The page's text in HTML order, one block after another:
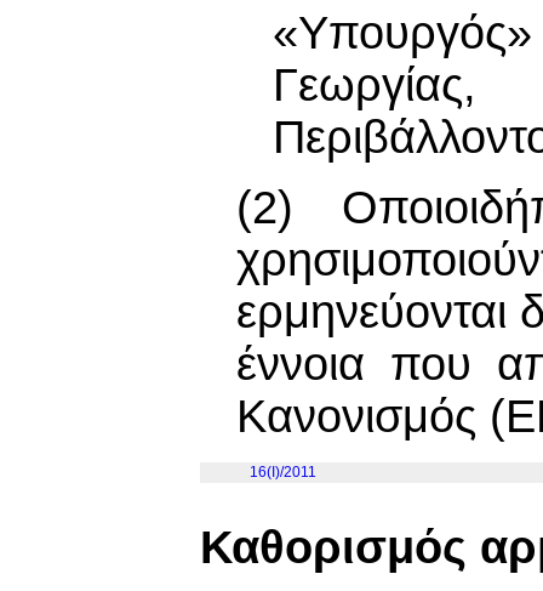
(2)
ερμηνεύονται
έννοια που
Κανονισμός
16(I)/2011
Καθορισμός